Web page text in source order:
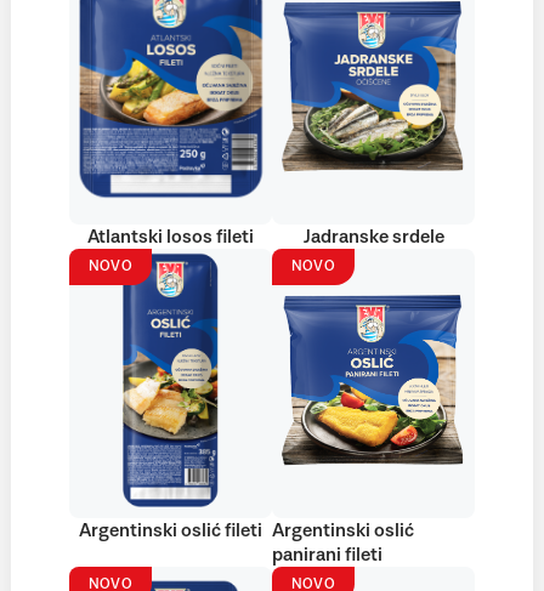
Atlantski losos fileti Jadranske srdele
NOVO
Argentinski oslić fileti
NOVO
Argentinski oslić
panirani fileti
NOVO NOVO